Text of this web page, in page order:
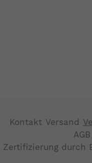
Kontakt Versand
AGB
Zertifizierung durch